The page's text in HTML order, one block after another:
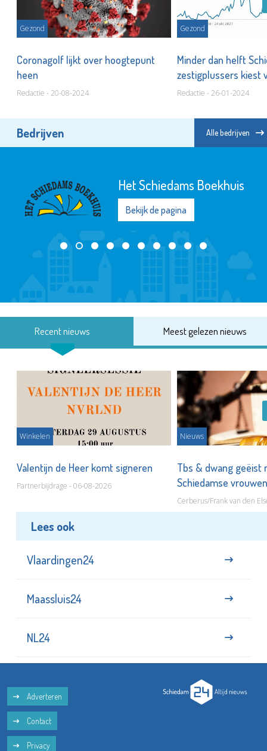
Gezond
Coronagolf lijkt over hoogtepunt
heen
Redactie - 20-08-2024
Gezond
Minder dan helft
zestigplussers kiest
Redactie - 26-01-2024
Bedrijven Alle bedrijven
Het Schiedams Boekhuis
Bekijk de pagina
Recent nieuws Meest gelezen nieuws
Winkelen
Valentijn de Heer komt signeren
Partnerbijdrage - 06-08-2026
Nieuws
Tbs & dwang geëist
Schiedamse
Cerberus/Frank van den
Lees ook
Vlaardingen24
Maassluis24
NL24
Adverteren
Contact
Privacy